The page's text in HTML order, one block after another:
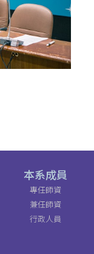
本系成員
專任師資
兼任師資
行政人員